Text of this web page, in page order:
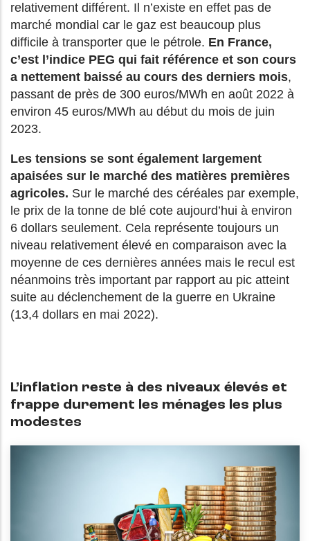
relativement différent. Il n’existe en effet pas de
marché mondial car le gaz est beaucoup plus
difficile à transporter que le pétrole. En France,
c’est l’indice PEG qui fait référence et son cours
a nettement baissé au cours des derniers mois,
passant de près de 300 euros/MWh en août 2022 à
environ 45 euros/MWh au début du mois de juin
2023.
Les tensions se sont également largement
apaisées sur le marché des matières premières
agricoles. Sur le marché des céréales par exemple,
le prix de la tonne de blé cote aujourd’hui à environ
6 dollars seulement. Cela représente toujours un
niveau relativement élevé en comparaison avec la
moyenne de ces dernières années mais le recul est
néanmoins très important par rapport au pic atteint
suite au déclenchement de la guerre en Ukraine
(13,4 dollars en mai 2022).
L’inflation reste à des niveaux élevés et
frappe durement les ménages les plus
modestes